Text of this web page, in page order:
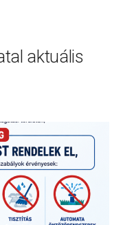
aktuális